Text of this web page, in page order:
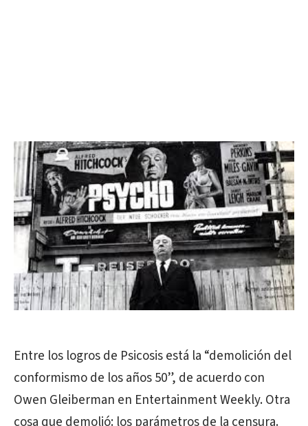
Entre los logros de Psicosis está la “demolición del
conformismo de los años 50”, de acuerdo con
Owen Gleiberman en Entertainment Weekly. Otra
cosa que demolió: los parámetros de la censura.